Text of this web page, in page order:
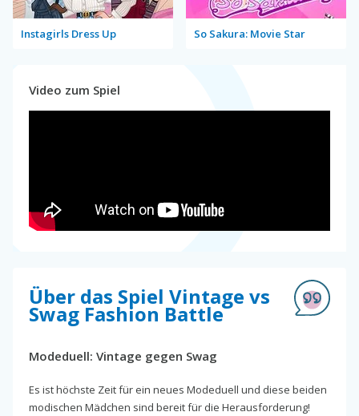
Instagirls Dress Up So Sakura: Movie Star
Video zum Spiel
Über das Spiel Vintage vs
Swag Fashion Battle
Modeduell: Vintage gegen Swag
Es ist höchste Zeit für ein neues Modeduell und diese beiden
modischen Mädchen sind bereit für die Herausforderung!